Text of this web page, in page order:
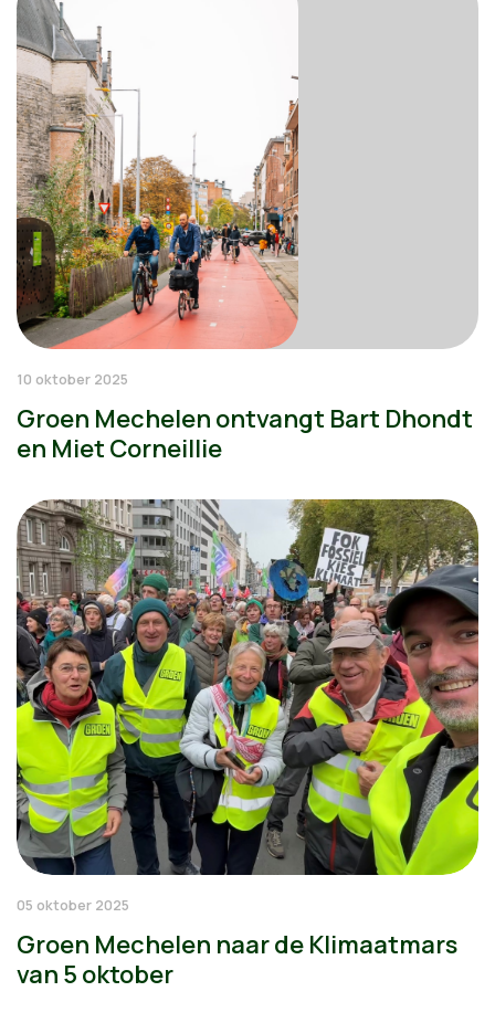
10 oktober 2025
Groen Mechelen ontvangt Bart Dhondt
en Miet Corneillie
05 oktober 2025
Groen Mechelen naar de Klimaatmars
van 5 oktober